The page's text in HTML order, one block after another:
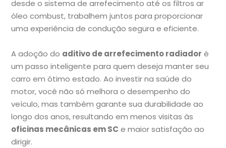
desde o sistema de arrefecimento até os filtros ar
óleo combust, trabalhem juntos para proporcionar
uma experiência de condução segura e eficiente.
A adoção do aditivo de arrefecimento radiador é
um passo inteligente para quem deseja manter seu
carro em ótimo estado. Ao investir na saúde do
motor, você não só melhora o desempenho do
veículo, mas também garante sua durabilidade ao
longo dos anos, resultando em menos visitas às
oficinas mecânicas em SC e maior satisfação ao
dirigir.